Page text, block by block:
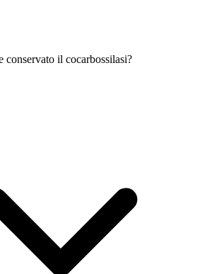
conservato il cocarbossilasi?